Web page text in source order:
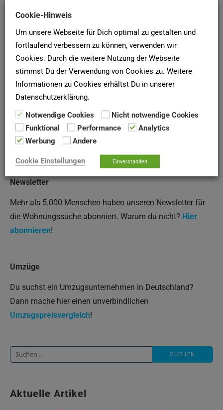
(Quelle: Baugenossenschaft Ober- und Unterschleißheim
eG, Stand Januar 2022)
SCHUFA-AUSKUNFT
Hier deineSCHUFA-Bonitätsauskunftfür Vermieter online
bei derSCHUFAanfordern!
Newsletter
Mehr als 5.000 Menschen haben unseren Newsletter für
die Wohnungssuche abonniert. Warum du nicht? Hier
abonnieren!
Umzüge
Du suchst ein Umzugsunternehmen in Deutschland?
Dann mache hier einen unverbindlichen
Umzugspreisvergleich!
Suche
Aktuelle Artikel
Cookie-Hinweis
Um unsere Webseite für Dich optimal zu gestalten und
fortlaufend verbessern zu können, verwenden wir
Cookies. Durch die weitere Nutzung der Webseite
stimmst Du der Verwendung von Cookies zu. Weitere
Informationen zu Cookies erhältst Du in unserer
Datenschutzerklärung.
Notwendige Cookies
Nicht notwendige Cookies
Funktional
Performance
Analytics
Werbung
Andere
Cookie Einstellungen Einverstanden